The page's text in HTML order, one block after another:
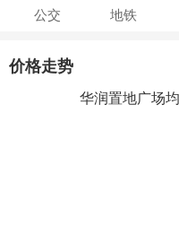
公交 地铁
价格走势
华润置地广场